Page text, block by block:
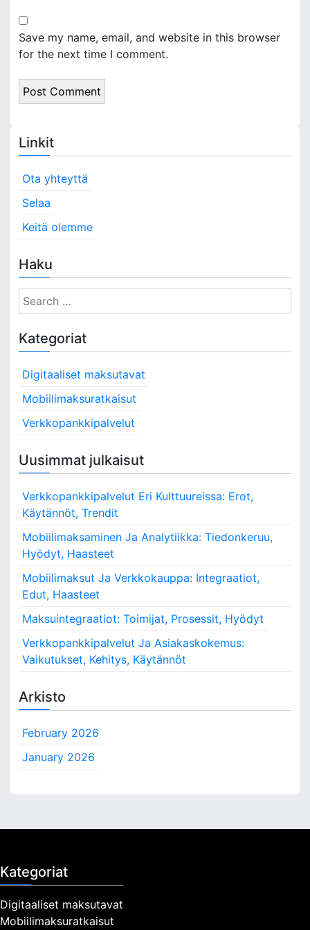
Save my name, email, and website in this browser
for the next time I comment.
Linkit
Ota yhteyttä
Selaa
Keitä olemme
Haku
S
e
r
h
Kategoriat
Digitaaliset maksutavat
Mobiilimaksuratkaisut
Verkkopankkipalvelut
Uusimmat julkaisut
Verkkopankkipalvelut Eri Kulttuureissa: Erot,
Käytännöt, Trendit
Mobiilimaksaminen Ja Analytiikka: Tiedonkeruu,
Hyödyt, Haasteet
Mobiilimaksut Ja Verkkokauppa: Integraatiot,
Edut, Haasteet
Maksuintegraatiot: Toimijat, Prosessit, Hyödyt
Verkkopankkipalvelut Ja Asiakaskokemus:
Vaikutukset, Kehitys, Käytännöt
Arkisto
February 2026
January 2026
Kategoriat
Digitaaliset maksutavat
Mobiilimaksuratkaisut